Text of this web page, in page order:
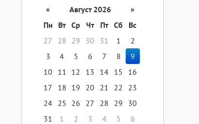
« Август 2026
»
Пн
Вт Ср Чт Пт Сб
Вс
27
28 29 30 31 1
2
3
4 5 6 7 8
9
10
11 12 13 14 15
16
17
18 19 20 21 22
23
24 25 26 27 28 29
30
31
1 2 3 4 5 6